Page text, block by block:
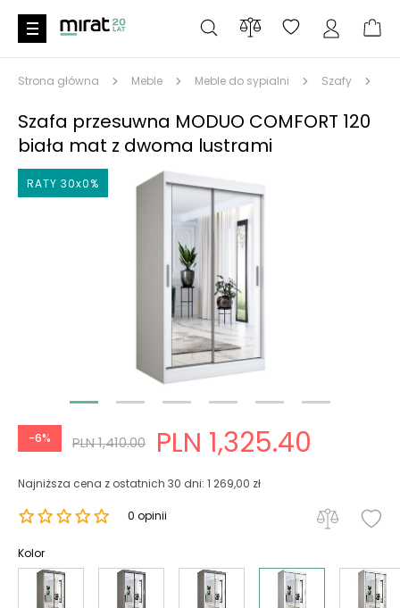
Strona główna Meble Meble do sypialni Szafy
Szafa przesuwna MODUO COMFORT 120
biała mat z dwoma lustrami
RATY 30x0%
-6% PLN 1,410.00 PLN 1,325.40
Najniższa cena z ostatnich 30 dni: 1 269,00 zł
0 opinii
Kolor